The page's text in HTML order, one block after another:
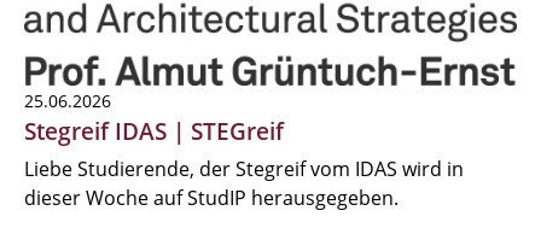
25.06.2026
Stegreif IDAS | STEGreif
Liebe Studierende, der Stegreif vom IDAS wird in
dieser Woche auf StudIP herausgegeben.